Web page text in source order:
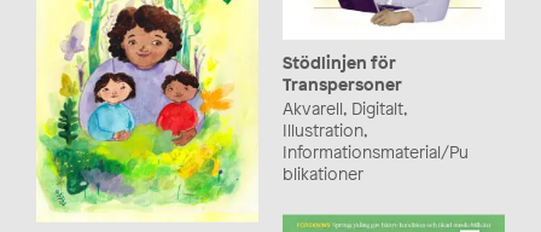
Stödlinjen för
Transpersoner
Akvarell, Digitalt,
Illustration,
Informationsmaterial/Pu
blikationer